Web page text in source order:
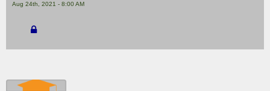
Aug 24th, 2021 - 8:00 AM